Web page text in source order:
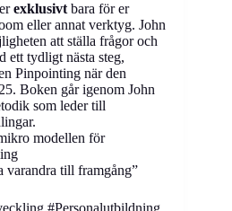
exklusivt bara för er
eller annat verktyg. John
att ställa frågor och
ett tydligt nästa steg,
Pinpointing när den
Boken går igenom John
som leder till
modellen för
varandra till framgång”